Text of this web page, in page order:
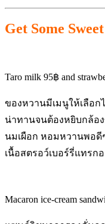
Get Some
Taro milk 95฿ and
ของหวานมีเมนูให้เลือก
น่าทานจนต้องหยิบกล้อ
นมเผือก หอมหวานพอดี
เนื้อสตรอว์เบอร์รี่แทร
Macaron ice-cream